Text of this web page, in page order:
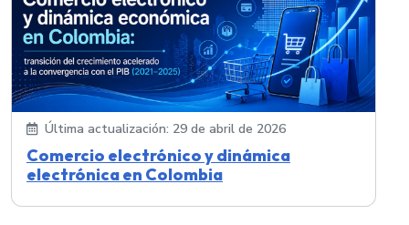
Última actualización: 29 de abril de 2026
Comercio electrónico y dinámica
electrónica en Colombia